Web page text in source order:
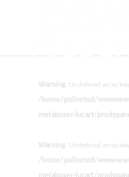
Warning: Undefined array
/home/puliretuzl/
metaboxer-lucart/
Warning: Undefined array
/home/puliretuzl/